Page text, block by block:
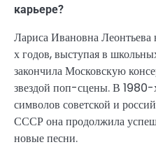
карьере?
Лариса Ивановна Леонтьева
х годов, выступая в
закончила Московскую
звездой поп-сцены. В 1980-
символов советской и
СССР она продолжила
новые песни.